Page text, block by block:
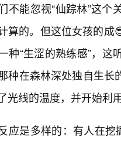
不能忽视“仙踪林”这
算的。但这位女孩的
种“生涩的熟练感”，
种在森林深处独自生
光线的温度，并开始利
应是多样的：有人在挖